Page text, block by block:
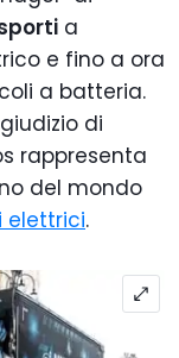
a
e fino a ora
a batteria.
di
rappresenta
del mondo
elettrici.